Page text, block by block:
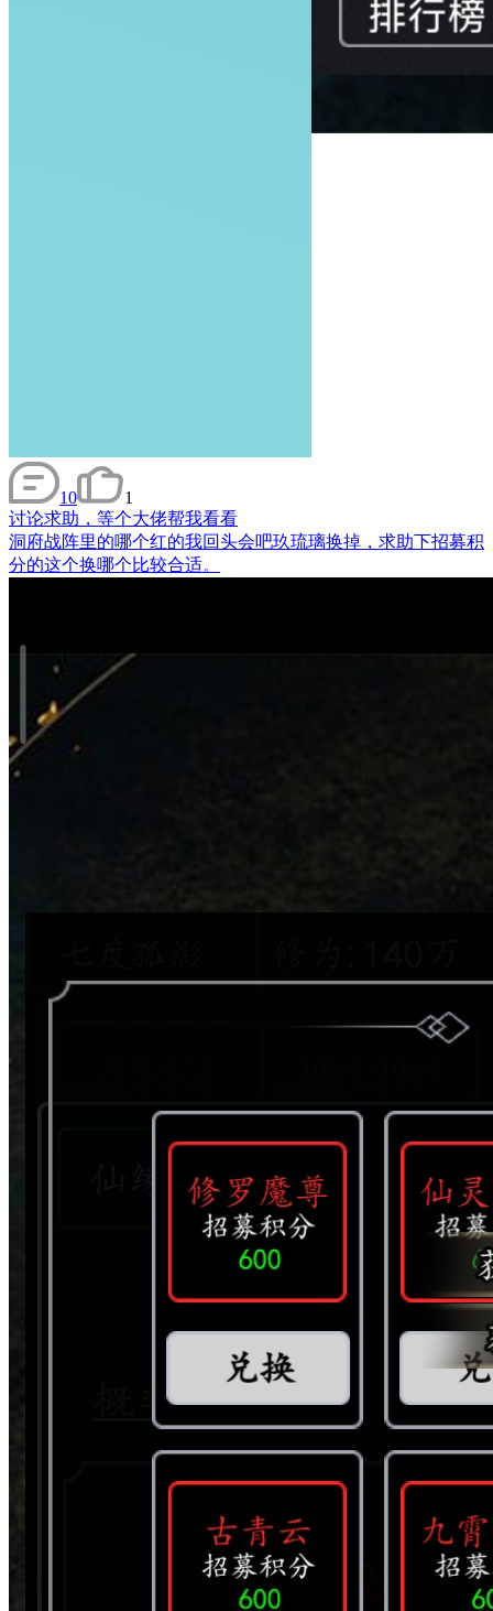
10
1
讨论求助，等个大佬帮我看看
洞府战阵里的哪个红的我回头会吧玖琉璃换掉，求助下招募积
分的这个换哪个比较合适。